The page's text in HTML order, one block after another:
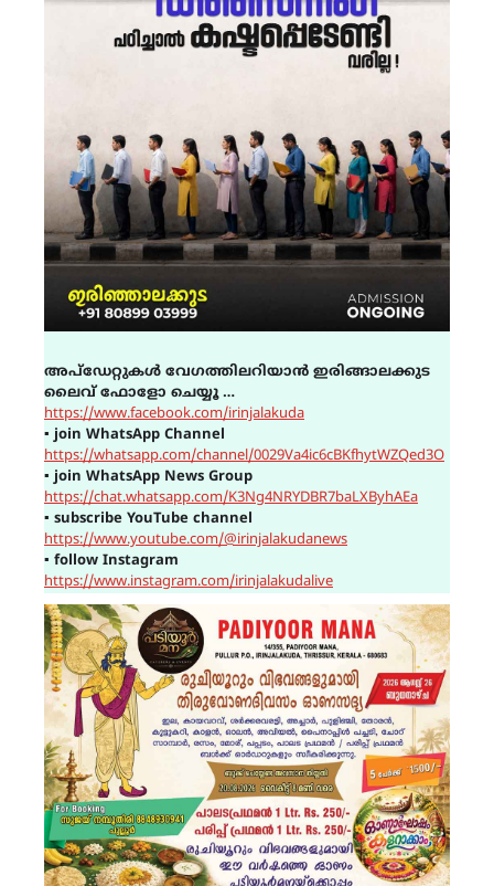
അപ്ഡേറ്റുകൾ വേഗത്തിലറിയാൻ ഇരിങ്ങാലക്കുട
ലൈവ് ഫോളോ ചെയ്യൂ …
https://www.facebook.com/irinjalakuda
▪ join WhatsApp Channel
https://whatsapp.com/channel/0029Va4ic6cBKfhytWZQed3O
▪ join WhatsApp News Group
https://chat.whatsapp.com/K3Ng4NRYDBR7baLXByhAEa
▪ subscribe YouTube channel
https://www.youtube.com/@irinjalakudanews
▪ follow Instagram
https://www.instagram.com/irinjalakudalive